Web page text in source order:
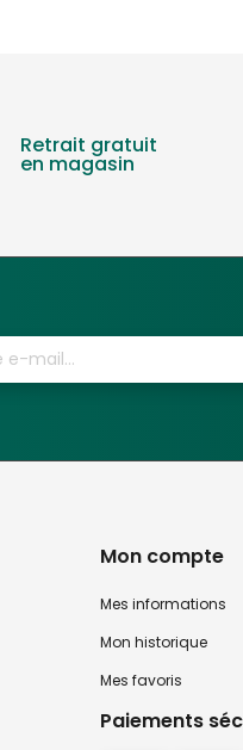
Retrait gratuit
en magasin
Mon compte
Mes informations
Mon historique
Mes favoris
Paiements